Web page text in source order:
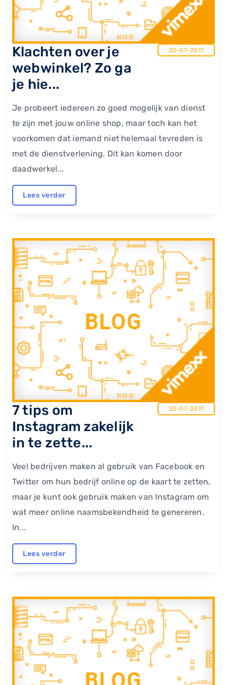
Klachten over je
webwinkel? Zo ga
je hie...
20-07-2017
Je probeert iedereen zo goed mogelijk van dienst
te zijn met jouw online shop, maar toch kan het
voorkomen dat iemand niet helemaal tevreden is
met de dienstverlening. Dit kan komen door
daadwerkel...
Lees verder
7 tips om
Instagram zakelijk
in te zette...
20-07-2017
Veel bedrijven maken al gebruik van Facebook en
Twitter om hun bedrijf online op de kaart te zetten,
maar je kunt ook gebruik maken van Instagram om
wat meer online naamsbekendheid te genereren.
In...
Lees verder